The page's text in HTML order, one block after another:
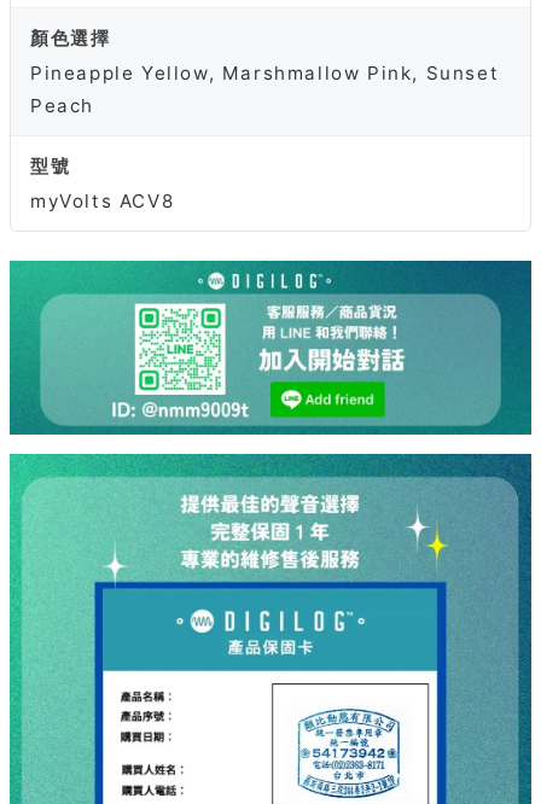
顏色選擇
Pineapple Yellow, Marshmallow Pink, Sunset
Peach
型號
myVolts ACV8